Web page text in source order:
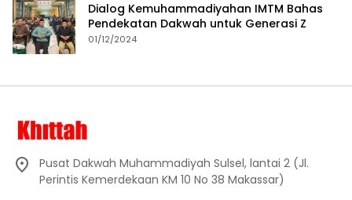
Dialog Kemuhammadiyahan IMTM Bahas
Pendekatan Dakwah untuk Generasi Z
01/12/2024
Pusat Dakwah Muhammadiyah Sulsel, lantai 2 (Jl.
Perintis Kemerdekaan KM 10 No 38 Makassar)